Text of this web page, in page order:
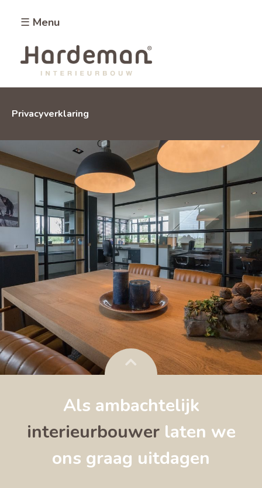
☰ Menu
Privacyverklaring
Als ambachtelijk
interieurbouwerlaten we
ons graag uitdagen